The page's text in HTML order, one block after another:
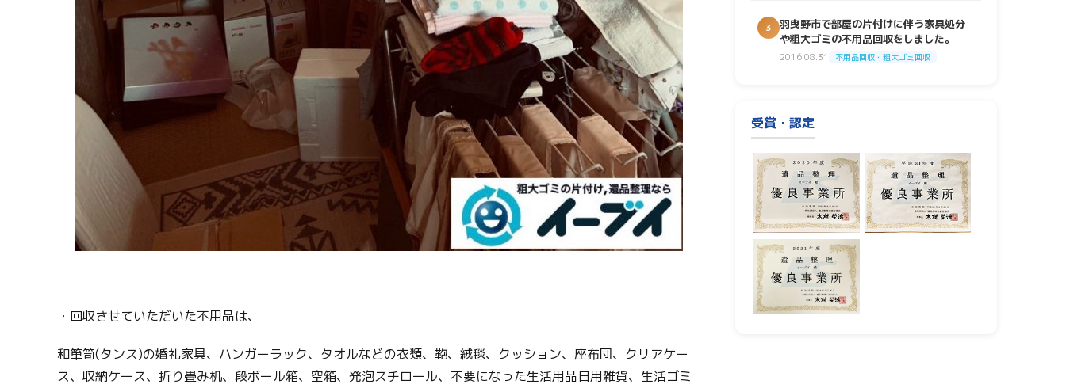
・回収させていただいた不用品は、
和箪笥(タンス)の婚礼家具、ハンガーラック、タオルなどの衣類、鞄、絨毯、クッション、座布団、クリアケー
ス、収納ケース、折り畳み机、段ボール箱、空箱、発泡スチロール、不要になった生活用品日用雑貨、生活ゴミ
3
羽曳野市で部屋の片付けに伴う家具処分
や粗大ゴミの不用品回収をしました。
2016.08.31 不用品回収・粗大ゴミ回収
受賞・認定